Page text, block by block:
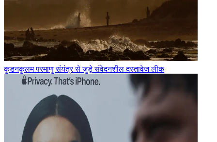
कुडनकुलम परमाणु संयंत्र से जुड़े संवेदनशील दस्तावेज लीक